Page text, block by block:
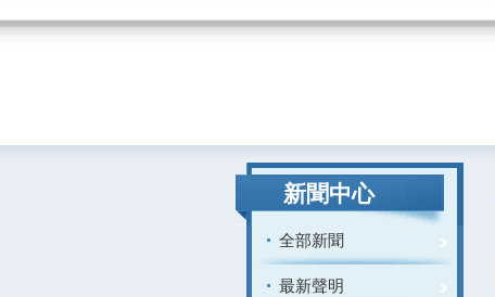
新聞中心
全部新聞
最新聲明